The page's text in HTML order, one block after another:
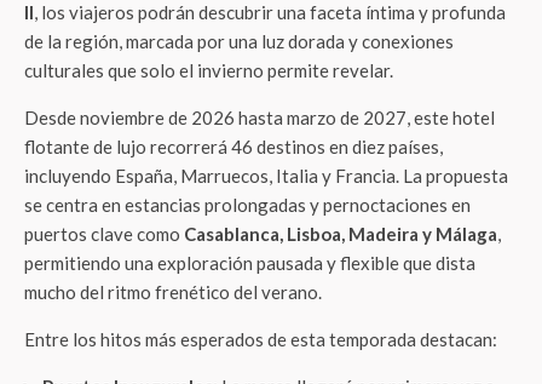
II, los viajeros podrán descubrir una faceta íntima y profunda
de la región, marcada por una luz dorada y conexiones
culturales que solo el invierno permite revelar.
Desde noviembre de 2026 hasta marzo de 2027, este hotel
flotante de lujo recorrerá 46 destinos en diez países,
incluyendo España, Marruecos, Italia y Francia. La propuesta
se centra en estancias prolongadas y pernoctaciones en
puertos clave como Casablanca, Lisboa, Madeira y Málaga,
permitiendo una exploración pausada y flexible que dista
mucho del ritmo frenético del verano.
Entre los hitos más esperados de esta temporada destacan: